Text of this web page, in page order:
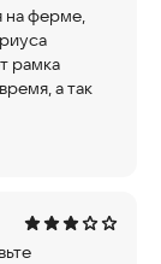
на ферме,
рамка
а так